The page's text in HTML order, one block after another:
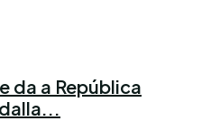
da a República